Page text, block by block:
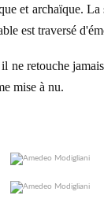
et archaïque.
est traversé
ne retouche
mise à nu.